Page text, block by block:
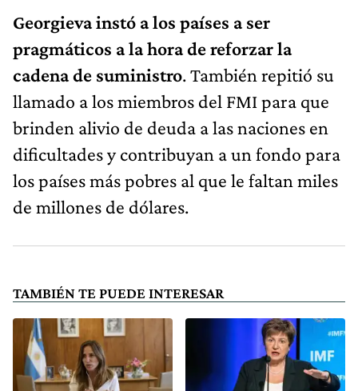
Georgieva instó a los países a ser
pragmáticos a la hora de reforzar la
cadena de suministro. También repitió su
llamado a los miembros del FMI para que
brinden alivio de deuda a las naciones en
dificultades y contribuyan a un fondo para
los países más pobres al que le faltan miles
de millones de dólares.
TAMBIÉN TE PUEDE INTERESAR